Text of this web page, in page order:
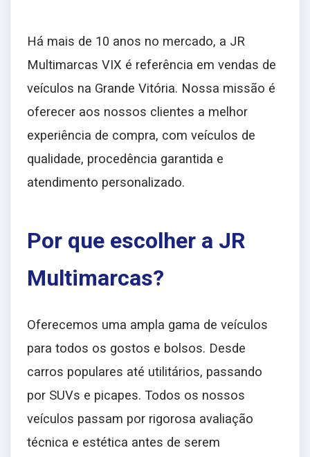
Há mais de 10 anos no mercado, a JR
Multimarcas VIX é referência em vendas de
veículos na Grande Vitória. Nossa missão é
oferecer aos nossos clientes a melhor
experiência de compra, com veículos de
qualidade, procedência garantida e
atendimento personalizado.
Por que escolher a JR
Multimarcas?
Oferecemos uma ampla gama de veículos
para todos os gostos e bolsos. Desde
carros populares até utilitários, passando
por SUVs e picapes. Todos os nossos
veículos passam por rigorosa avaliação
técnica e estética antes de serem